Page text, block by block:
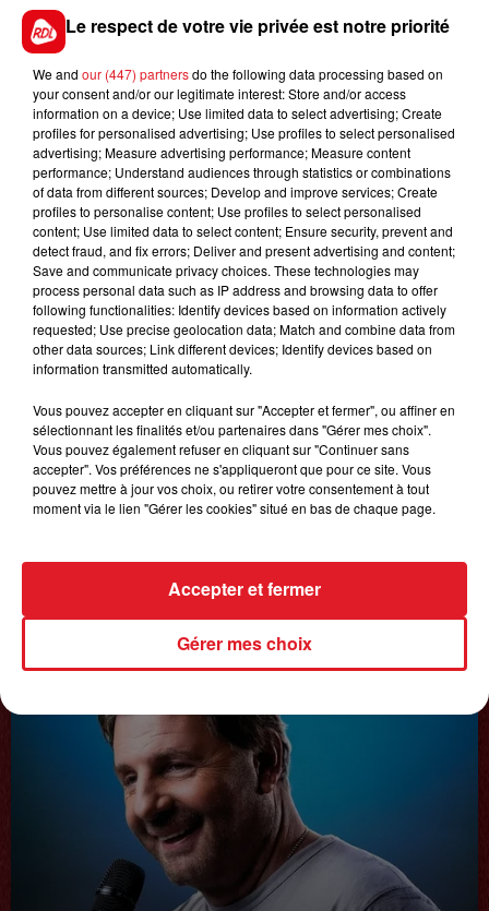
GAGNEZ VOS ENTRÉES JOUR AU CENTER
PARCS DU LAC D'AILETTE !
LES PODCASTS
𝗙𝗿𝗲́𝗱𝗲́𝗿𝗶𝗰 𝗙𝗿𝗮𝗻𝗰̧𝗼𝗶𝘀
Interview du 20 juin 2025
Le respect de votre vie privée est notre priorité
We and our (447) partnersdo the following data processing based on
your consent and/or our legitimate interest: Store and/or access
information on a device; Use limited data to select advertising; Create
profiles for personalised advertising; Use profiles to select personalised
advertising; Measure advertising performance; Measure content
performance; Understand audiences through statistics or combinations
of data from different sources; Develop and improve services; Create
profiles to personalise content; Use profiles to select personalised
content; Use limited data to select content; Ensure security, prevent and
detect fraud, and fix errors; Deliver and present advertising and content;
Save and communicate privacy choices. These technologies may
process personal data such as IP address and browsing data to offer
following functionalities: Identify devices based on information actively
requested; Use precise geolocation data; Match and combine data from
other data sources; Link different devices; Identify devices based on
information transmitted automatically.
Vous pouvez accepter en cliquant sur "Accepter et fermer", ou affiner en
sélectionnant les finalités et/ou partenaires dans "Gérer mes choix".
Vous pouvez également refuser en cliquant sur "Continuer sans
accepter". Vos préférences ne s'appliqueront que pour ce site. Vous
pouvez mettre à jour vos choix, ou retirer votre consentement à tout
moment via le lien "Gérer les cookies" situé en bas de chaque page.
Gérer mes choix
Accepter et fermer